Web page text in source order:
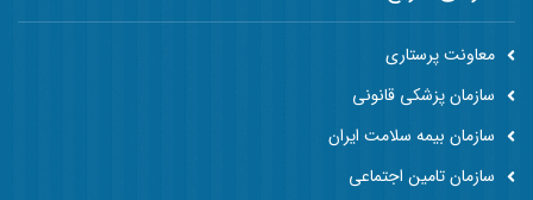
معاونت پرستاری
سازمان پزشکی قانونی
سازمان بیمه سلامت ایران
سازمان تامین اجتماعی